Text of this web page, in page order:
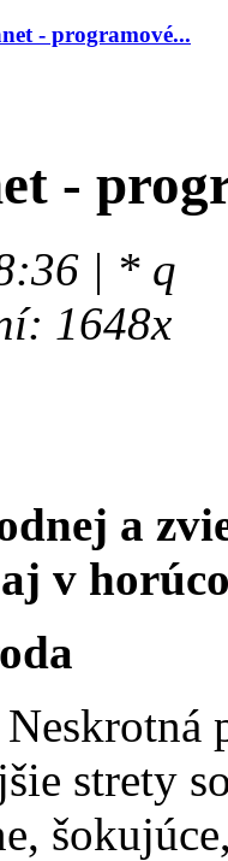
- programové...
-
| * q
1648x
a
v
strety